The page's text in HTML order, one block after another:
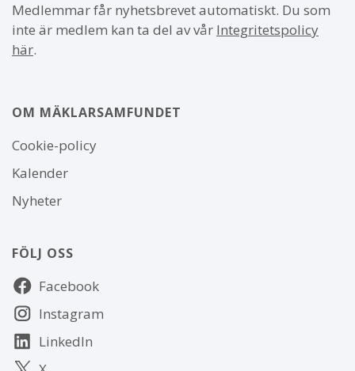
Medlemmar får nyhetsbrevet automatiskt. Du som
inte är medlem kan ta del av vår Integritetspolicy
här.
OM MÄKLARSAMFUNDET
Om
webbplatsen
Cookie-policy
Kalender
Nyheter
FÖLJ OSS
Följ
oss Facebook
Instagram
LinkedIn